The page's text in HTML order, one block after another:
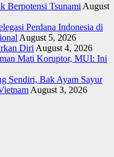
Berpotensi Tsunami August
Perdana Indonesia di
August 5, 2026
Diri August 4, 2026
Mati Koruptor, MUI: Ini
Sendiri, Bak Ayam Sayur
August 3, 2026